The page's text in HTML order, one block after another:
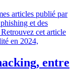
articles publié par
et des
cet article
en 2024,
entre